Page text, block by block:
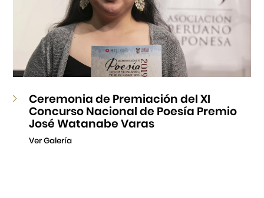
Ceremonia de Premiación del XI
Concurso Nacional de Poesía Premio
José Watanabe Varas
Ver Galería